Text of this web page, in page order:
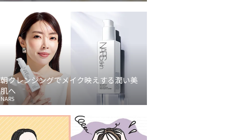
朝クレンジングでメイク映えする潤い美
肌へ
NARS